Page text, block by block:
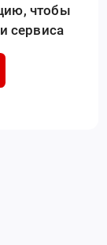
чтобы
сервиса